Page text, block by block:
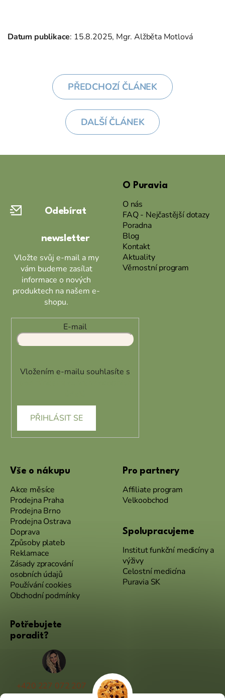
Datum publikace: 15.8.2025, Mgr. Alžběta Motlová
PŘEDCHOZÍ ČLÁNEK
DALŠÍ ČLÁNEK
Odebírat
newsletter
Vložte svůj e-mail a my
vám budeme zasílat
informace o nových
produktech na našem e-
shopu.
E-mail
Vložením e-mailu souhlasíte s
PŘIHLÁSIT SE
O Puravia
O nás
FAQ - Nejčastější dotazy
Poradna
Blog
Kontakt
Aktuality
Věrnostní program
Vše o nákupu
Akce měsíce
Prodejna Praha
Prodejna Brno
Prodejna Ostrava
Doprava
Způsoby plateb
Reklamace
Zásady zpracování
osobních údajů
Používání cookies
Obchodní podmínky
Pro partnery
Affiliate program
Velkoobchod
Spolupracujeme
Institut funkční medicíny a
výživy
Celostní medicína
Puravia SK
Potřebujete
poradit?
+420 227 072 207